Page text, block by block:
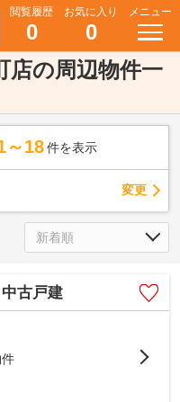
閲覧履歴
0
お気に入り
0
メニュー
店の周辺物件一
～18 件を表示
変更
古戸建